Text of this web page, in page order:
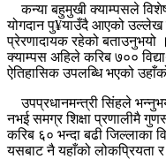
कन्या बहुमुखी क्याम्पसले विशेष
योगदान पु¥याउँदै आएको उल्लेख
प्रेरणादायक रहेको बताउनुभयो
क्याम्पस अहिले करिब ७००
ऐतिहासिक उपलब्धि भएको
उपप्रधानमन्त्री सिंहले
नभई समग्र शिक्षा प्रणालीमै
करिब ६० भन्दा बढी जिल्लाका
यसबाट नै यहाँको लोकप्रियता